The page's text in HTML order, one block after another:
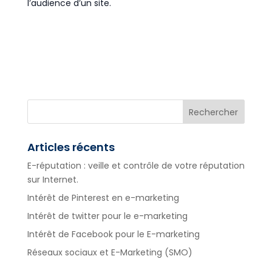
l’audience d’un site.
Articles récents
E-réputation : veille et contrôle de votre réputation
sur Internet.
Intérêt de Pinterest en e-marketing
Intérêt de twitter pour le e-marketing
Intérêt de Facebook pour le E-marketing
Réseaux sociaux et E-Marketing (SMO)